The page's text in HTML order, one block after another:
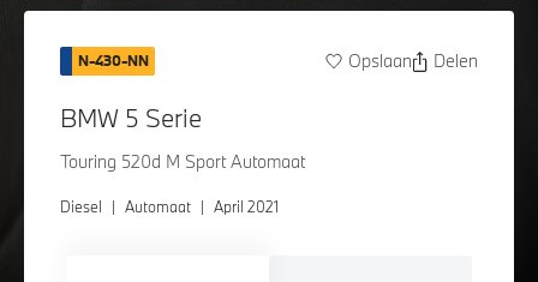
N-430-NN Opslaan Delen
BMW 5 Serie
Touring 520d M Sport Automaat
Diesel | Automaat | April 2021